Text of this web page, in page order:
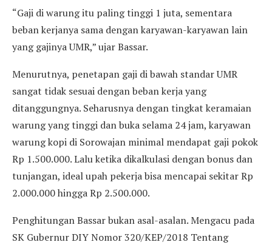
“Gaji di warung itu paling tinggi 1 juta, sementara
beban kerjanya sama dengan karyawan-karyawan lain
yang gajinya UMR,” ujar Bassar.
Menurutnya, penetapan gaji di bawah standar UMR
sangat tidak sesuai dengan beban kerja yang
ditanggungnya. Seharusnya dengan tingkat keramaian
warung yang tinggi dan buka selama 24 jam, karyawan
warung kopi di Sorowajan minimal mendapat gaji pokok
Rp 1.500.000. Lalu ketika dikalkulasi dengan bonus dan
tunjangan, ideal upah pekerja bisa mencapai sekitar Rp
2.000.000 hingga Rp 2.500.000.
Penghitungan Bassar bukan asal-asalan. Mengacu pada
SK Gubernur DIY Nomor 320/KEP/2018 Tentang